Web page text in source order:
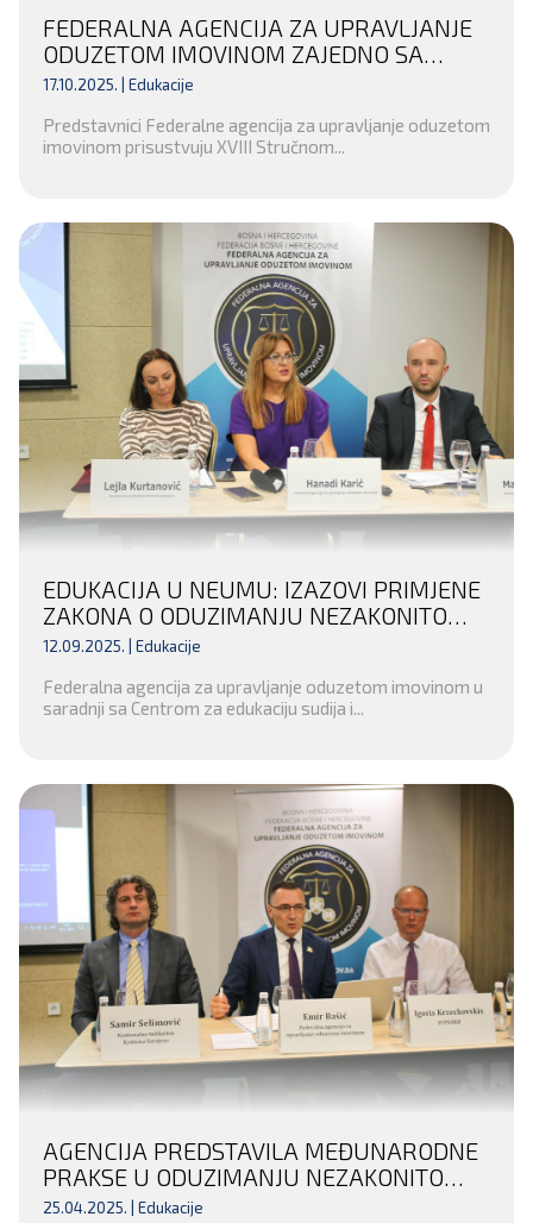
FEDERALNA AGENCIJA ZA UPRAVLJANJE
ODUZETOM IMOVINOM ZAJEDNO SA
UDRUŽENJEM TUŽILACA U FEDERACIJI
STRUČNO SAVJETOVANJE TUŽILACA
17.10.2025. | Edukacije
Predstavnici Federalne agencija za upravljanje oduzetom
imovinom prisustvuju XVIII Stručnom...
EDUKACIJA U NEUMU: IZAZOVI PRIMJENE
ZAKONA O ODUZIMANJU NEZAKONITO
STEČENE IMOVINE U FEDERACIJI BIH
12.09.2025. | Edukacije
Federalna agencija za upravljanje oduzetom imovinom u
saradnji sa Centrom za edukaciju sudija i...
AGENCIJA PREDSTAVILA MEĐUNARODNE
PRAKSE U ODUZIMANJU NEZAKONITO
STEČENE IMOVINE
25.04.2025. | Edukacije